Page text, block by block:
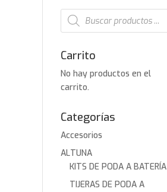
Búsqueda
de
productos
Carrito
No hay productos en el
carrito.
Categorías
Accesorios
ALTUNA
KITS DE PODA A BATERÍA
TIJERAS DE PODA A